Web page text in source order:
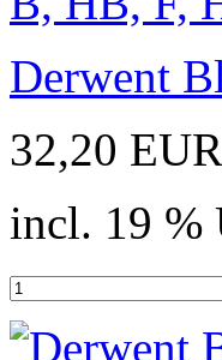
Derwent
32,20 EUR
incl. 19 %